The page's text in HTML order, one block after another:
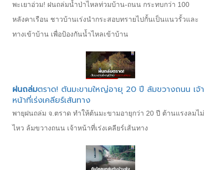
พะเยาอ่วม! ฝนถล่มน้ำป่าไหลท่วมบ้าน-ถนน กระทบกว่า 100
หลังคาเรือน ชาวบ้านเร่งนำกระสอบทรายไปกั้นเป็นแนวรั้วและ
ทางเข้าบ้าน เพื่อป้องกันน้ำไหลเข้าบ้าน
ฝนถล่มตราด! ต้นมะขามใหญ่อายุ 20 ปี ล้มขวางถนน เจ้า
หน้าที่เร่งเคลียร์เส้นทาง
พายุฝนถล่ม จ.ตราด ทำให้ต้นมะขามอายุกว่า 20 ปี ต้านแรงลมไม่
ไหว ล้มขวางถนน เจ้าหน้าที่เร่งเคลียร์เส้นทาง